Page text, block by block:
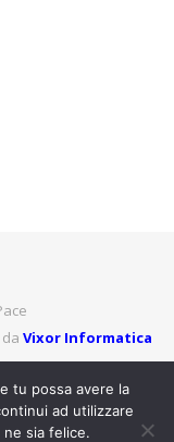
Vixor Informatica
tu possa avere la
ad utilizzare
sia felice.